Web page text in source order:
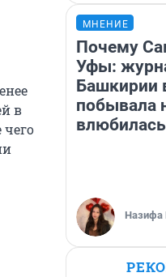
в
МНЕНИЕ
Почему
Уфы:
Башкирии
побывала
влюбилась
Назифа